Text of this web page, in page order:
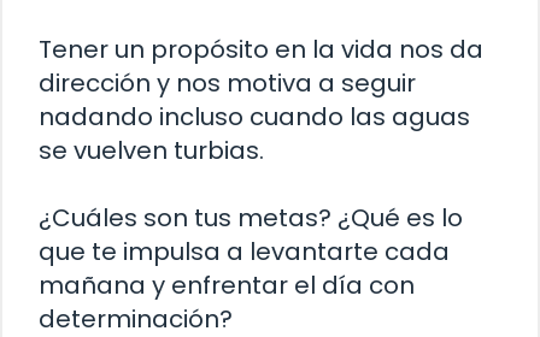
Tener un propósito en la vida nos da
dirección y nos motiva a seguir
nadando incluso cuando las aguas
se vuelven turbias.
¿Cuáles son tus metas? ¿Qué es lo
que te impulsa a levantarte cada
mañana y enfrentar el día con
determinación?